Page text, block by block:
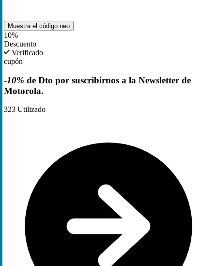
Muestra el código neo
10%
Descuento
Verificado
cupón
-10% de Dto por suscribirnos a la Newsletter de
Motorola.
323 Utilizado